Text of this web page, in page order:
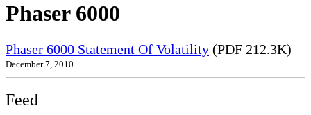
Phaser 6000
Phaser 6000 Statement Of Volatility (PDF 212.3K)
December 7, 2010
Feed